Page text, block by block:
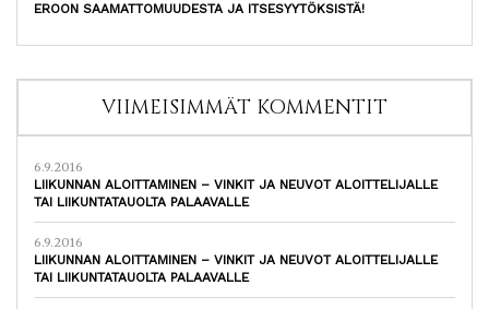
EROON SAAMATTOMUUDESTA JA ITSESYYTÖKSISTÄ!
VIIMEISIMMÄT KOMMENTIT
6.9.2016
LIIKUNNAN ALOITTAMINEN – VINKIT JA NEUVOT ALOITTELIJALLE
TAI LIIKUNTATAUOLTA PALAAVALLE
6.9.2016
LIIKUNNAN ALOITTAMINEN – VINKIT JA NEUVOT ALOITTELIJALLE
TAI LIIKUNTATAUOLTA PALAAVALLE